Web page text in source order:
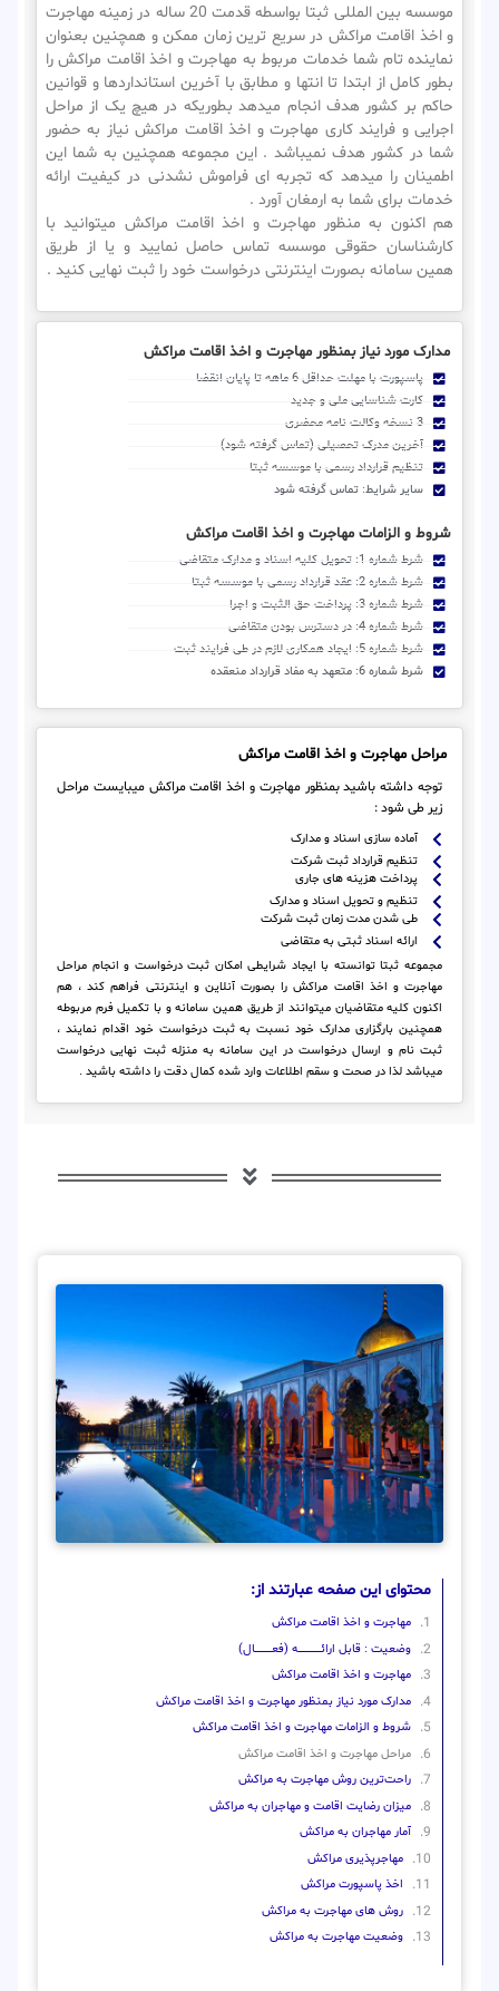
موسسه بین المللی ثبتا بواسطه قدمت 20 ساله در زمینه مهاجرت
و اخذ اقامت مراکش در سریع ترین زمان ممکن و همچنین بعنوان
نماینده تام شما خدمات مربوط به مهاجرت و اخذ اقامت مراکش را
بطور کامل از ابتدا تا انتها و مطابق با آخرین استانداردها و قوانین
حاکم بر کشور هدف انجام میدهد بطوریکه در هیچ یک از مراحل
اجرایی و فرایند کاری مهاجرت و اخذ اقامت مراکش نیاز به حضور
شما در کشور هدف نمیباشد . این مجموعه همچنین به شما این
اطمینان را میدهد که تجربه ای فراموش نشدنی در کیفیت ارائه
خدمات برای شما به ارمغان آورد .
هم اکنون به منظور مهاجرت و اخذ اقامت مراکش میتوانید با
کارشناسان حقوقی موسسه تماس حاصل نمایید و یا از طریق
همین سامانه بصورت اینترنتی درخواست خود را ثبت نهایی کنید .
مدارک مورد نیاز بمنظور مهاجرت و اخذ اقامت مراکش
پاسپورت با مهلت حداقل 6 ماهه تا پایان انقضا
کارت شناسایی ملی و جدید
3 نسخه وکالت نامه محضری
آخرین مدرک تحصیلی (تماس گرفته شود)
تنظیم قرارداد رسمی با موسسه ثبتا
سایر شرایط: تماس گرفته شود
شروط و الزامات مهاجرت و اخذ اقامت مراکش
شرط شماره 1: تحویل کلیه اسناد و مدارک متقاضی
شرط شماره 2: عقد قرارداد رسمی با موسسه ثبتا
شرط شماره 3: پرداخت حق الثبت و اجرا
شرط شماره 4: در دسترس بودن متقاضی
شرط شماره 5: ایجاد همکاری لازم در طی فرایند ثبت
شرط شماره 6: متعهد به مفاد قرارداد منعقده
مراحل مهاجرت و اخذ اقامت مراکش
توجه داشته باشید بمنظور مهاجرت و اخذ اقامت مراکش میبایست مراحل
زیر طی شود :
آماده سازی اسناد و مدارک
تنظیم قرارداد ثبت شرکت
پرداخت هزینه های جاری
تنظیم و تحویل اسناد و مدارک
طی شدن مدت زمان ثبت شرکت
ارائه اسناد ثبتی به متقاضی
مجموعه ثبتا توانسته با ایجاد شرایطی امکان ثبت درخواست و انجام مراحل
مهاجرت و اخذ اقامت مراکش را بصورت آنلاین و اینترنتی فراهم کند ، هم
اکنون کلیه متقاضیان میتوانند از طریق همین سامانه و با تکمیل فرم مربوطه
همچنین بارگزاری مدارک خود نسبت به ثبت درخواست خود اقدام نمایند ،
ثبت نام و ارسال درخواست در این سامانه به منزله ثبت نهایی درخواست
میباشد لذا در صحت و سقم اطلاعات وارد شده کمال دقت را داشته باشید .
محتوای این صفحه عبارتند از:
مهاجرت و اخذ اقامت مراکش
وضعیت : قابل ارائــــــــــــــــــــه (فعـــــــــــــــال)
مهاجرت و اخذ اقامت مراکش
مدارک مورد نیاز بمنظور مهاجرت و اخذ اقامت مراکش
شروط و الزامات مهاجرت و اخذ اقامت مراکش
مراحل مهاجرت و اخذ اقامت مراکش
راحت‌ترین روش مهاجرت به مراکش
میزان رضایت اقامت و مهاجران به مراکش
آمار مهاجران به مراکش
مهاجرپذیری مراکش
اخذ پاسپورت مراکش
روش‌ های مهاجرت به مراکش
وضعیت مهاجرت به مراکش